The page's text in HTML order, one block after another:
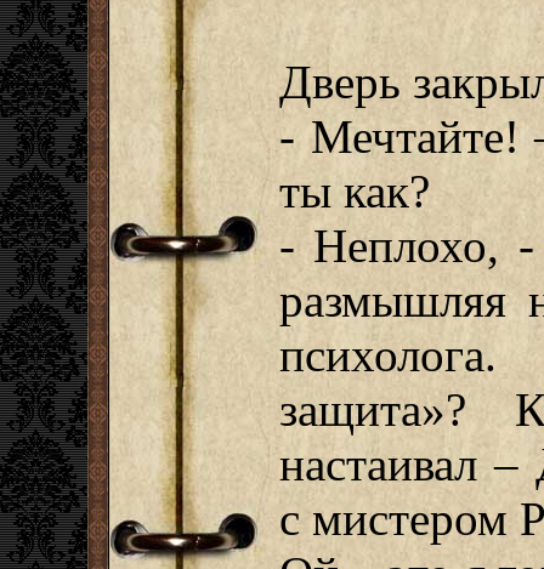
Дверь
- Мечтайте!
ты как?
- Неплохо,
размышляя
защита»?
настаивал
с мистером